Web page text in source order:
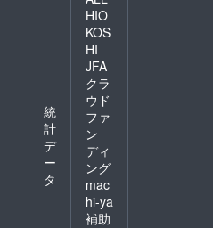
統
計
デ
ー
タ
HIO
KOS
HI
JFA
クラ
ウド
ファ
ン
ディ
ング
mac
hi-ya
補助